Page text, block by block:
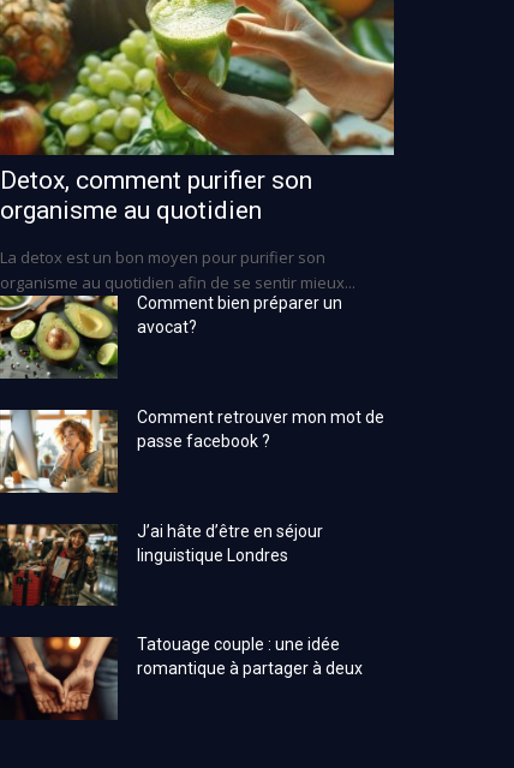
Detox, comment purifier son
organisme au quotidien
La detox est un bon moyen pour purifier son
organisme au quotidien afin de se sentir mieux...
Comment bien préparer un
avocat?
Comment retrouver mon mot de
passe facebook ?
J’ai hâte d’être en séjour
linguistique Londres
Tatouage couple : une idée
romantique à partager à deux